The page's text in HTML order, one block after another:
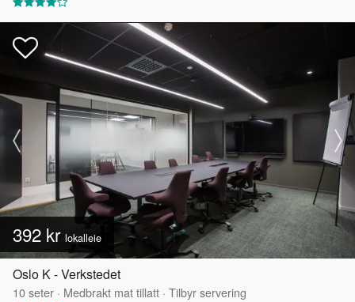
392 kr lokalleie
Oslo K - Verkstedet
10seter · Medbrakt mat tillatt · Tilbyr servering